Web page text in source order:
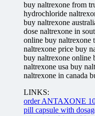
buy naltrexone from
hydrochloride
buy naltrexone
dose naltrexone in
online buy naltrexone
naltrexone price buy
buy naltrexone online
naltrexone usa buy
naltrexone in canada
LINKS:
order ANTAXONE
pill capsule with